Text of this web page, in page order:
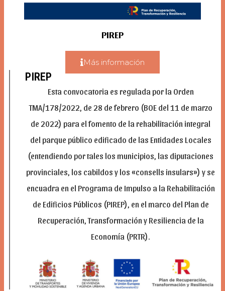
PIREP
Más información
PIREP
Esta convocatoria es regulada por la Orden
TMA/178/2022, de 28 de febrero (BOE del 11 de marzo
de 2022) para el fomento de la rehabilitación integral
del parque público edificado de las Entidades Locales
(entendiendo por tales los municipios, las diputaciones
provinciales, los cabildos y los «consells insulars») y se
encuadra en el Programa de Impulso a la Rehabilitación
de Edificios Públicos (PIREP), en el marco del Plan de
Recuperación, Transformación y Resiliencia de la
Economía (PRTR).